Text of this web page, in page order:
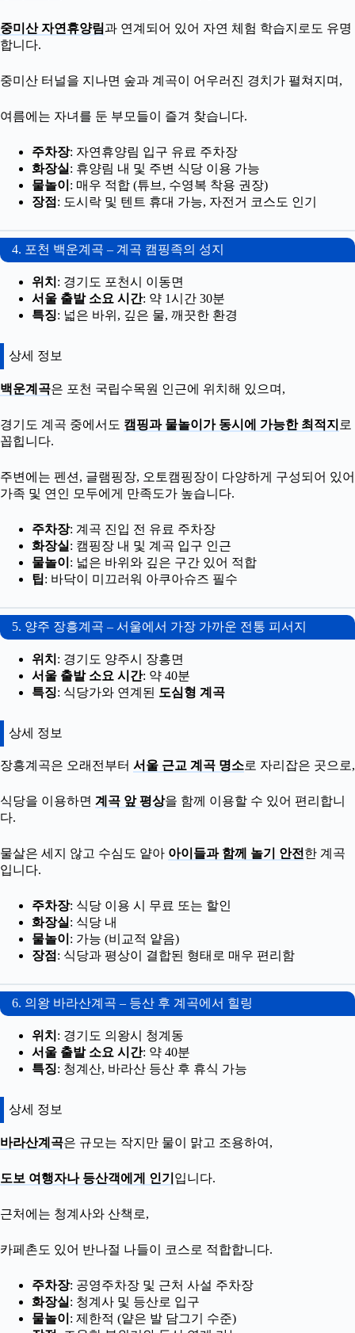
중미산 자연휴양림과 연계되어 있어 자연 체험 학습지로도 유명
합니다.
중미산 터널을 지나면 숲과 계곡이 어우러진 경치가 펼쳐지며,
여름에는 자녀를 둔 부모들이 즐겨 찾습니다.
주차장: 자연휴양림 입구 유료 주차장
화장실 : 휴양림 내 및 주변 식당 이용 가능
물놀이 : 매우 적합 (튜브, 수영복 착용 권장)
장점 : 도시락 및 텐트 휴대 가능, 자전거 코스도 인기
4. 포천 백운계곡 – 계곡 캠핑족의 성지
위치 : 경기도 포천시 이동면
서울 출발 소요 시간: 약 1시간 30분
특징: 넓은 바위, 깊은 물, 깨끗한 환경
상세 정보
백운계곡은 포천 국립수목원 인근에 위치해 있으며,
경기도 계곡 중에서도 캠핑과 물놀이가 동시에 가능한 최적지 로
꼽힙니다.
주변에는 펜션, 글램핑장, 오토캠핑장이 다양하게 구성되어 있어
가족 및 연인 모두에게 만족도가 높습니다.
주차장: 계곡 진입 전 유료 주차장
화장실 : 캠핑장 내 및 계곡 입구 인근
물놀이 : 넓은 바위와 깊은 구간 있어 적합
팁: 바닥이 미끄러워 아쿠아슈즈 필수
5. 양주 장흥계곡 – 서울에서 가장 가까운 전통 피서지
위치 : 경기도 양주시 장흥면
서울 출발 소요 시간: 약 40분
특징: 식당가와 연계된 도심형 계곡
상세 정보
장흥계곡은 오래전부터 서울 근교 계곡 명소로 자리잡은 곳으로,
식당을 이용하면 계곡 앞 평상을 함께 이용할 수 있어 편리합니
다.
물살은 세지 않고 수심도 얕아 아이들과 함께 놀기 안전한 계곡
입니다.
주차장: 식당 이용 시 무료 또는 할인
화장실: 식당 내
물놀이 : 가능 (비교적 얕음)
장점 : 식당과 평상이 결합된 형태로 매우 편리함
6. 의왕 바라산계곡 – 등산 후 계곡에서 힐링
위치 : 경기도 의왕시 청계동
서울 출발 소요 시간: 약 40분
특징: 청계산, 바라산 등산 후 휴식 가능
상세 정보
바라산계곡은 규모는 작지만 물이 맑고 조용하여,
도보 여행자나 등산객에게 인기 입니다.
근처에는 청계사와 산책로,
카페촌도 있어 반나절 나들이 코스로 적합합니다.
주차장: 공영주차장 및 근처 사설 주차장
화장실 : 청계사 및 등산로 입구
물놀이 : 제한적 (얕은 발 담그기 수준)